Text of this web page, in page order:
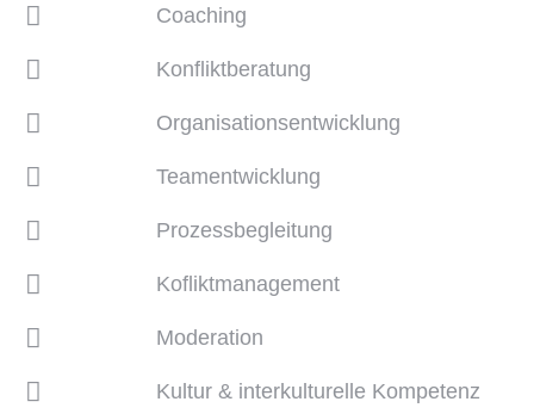
Coaching
Konfliktberatung
Organisationsentwicklung
Teamentwicklung
Prozessbegleitung
Kofliktmanagement
Moderation
Kultur & interkulturelle Kompetenz